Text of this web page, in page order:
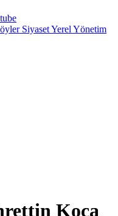
SiyasetYerel Yönetim
Koca